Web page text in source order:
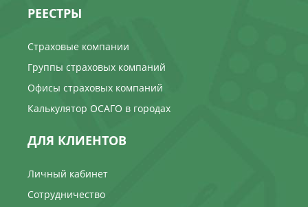
РЕЕСТРЫ
Страховые компании
Группы страховых компаний
Офисы страховых компаний
Калькулятор ОСАГО в городах
ДЛЯ КЛИЕНТОВ
Личный кабинет
Сотрудничество